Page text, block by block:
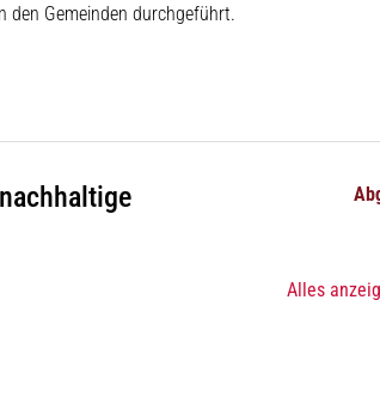
den Gemeinden durchgeführt.
Alles